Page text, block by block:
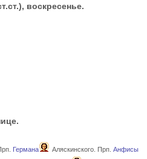
воскресенье.
Германа Аляскинского. Прп.Анфисы